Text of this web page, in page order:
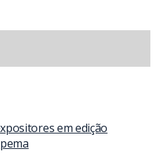
em edição